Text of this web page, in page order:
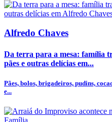
Alfredo Chaves
Da terra para a mesa: família
pães e outras delícias em...
Pães, bolos, brigadeiros, pudins,
e...